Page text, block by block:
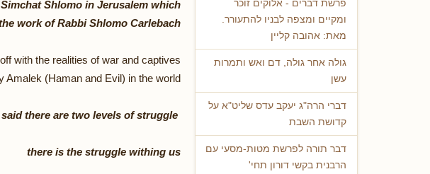
פרשת דברים - אלוקים זוכר
ומקיים ומצפה לבניו להתעורר.
מאת: אהובה קליין
גולה אחר גולה, דם ואש ותמרות
עשן
דברי הרה"ג יעקב עדס שליט"א על
קדושת השבת
דבר תורה לפרשת מטות-מסעי עם
הרבנית בקשי דורון תחי'
Shlomo in Jerusalem which
work of Rabbi Shlomo Carlebach
with the realities of war and captives.
Amalek (Haman and Evil) in the world
there is the struggle withing us